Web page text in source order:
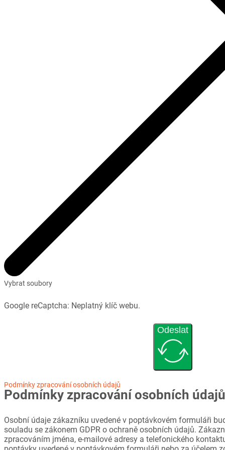
Vybrat soubory
Google reCaptcha: Neplatný klíč webu.
Odeslat
Podmínky zpracování osobních údajů
Podmínky zpracování osobních údajů
Osobní údaje zákazníku uvedené v poptávkovém formuláři
souladu se zákonem GDPR o ochraně osobních údajů.
zpracováním jména, e-mailové adresy a telefonického